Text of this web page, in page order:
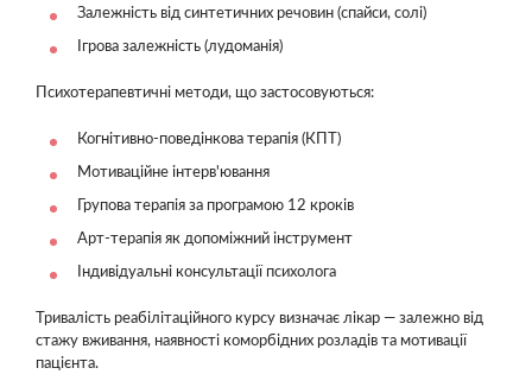
Залежність від синтетичних речовин (спайси, солі)
Ігрова залежність (лудоманія)
Психотерапевтичні методи, що застосовуються:
Когнітивно-поведінкова терапія (КПТ)
Мотиваційне інтерв'ювання
Групова терапія за програмою 12 кроків
Арт-терапія як допоміжний інструмент
Індивідуальні консультації психолога
Тривалість реабілітаційного курсу визначає лікар — залежно від
стажу вживання, наявності коморбідних розладів та мотивації
пацієнта.